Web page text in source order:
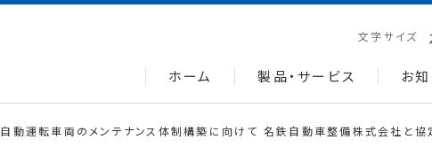
文字サイズ
ホーム 製品・サービス お
自動運転車両のメンテナンス体制構築に向けて 名鉄自動車整備株式会社と協